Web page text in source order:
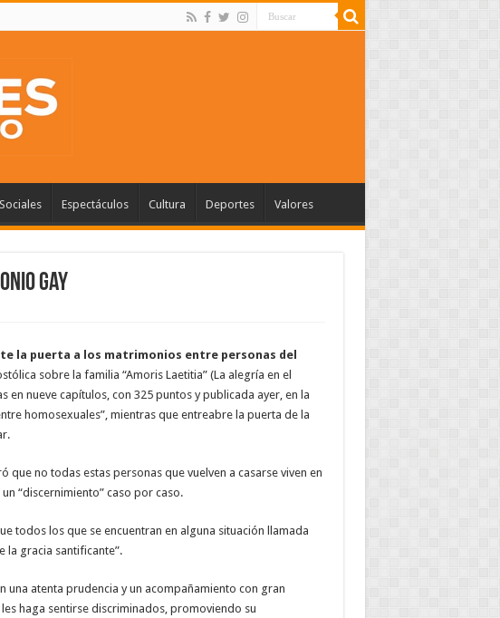
Sociales Espectáculos Cultura Deportes Valores
gay
la puerta a los matrimonios entre personas del
sobre la familia “Amoris Laetitia” (La alegría en el
en nueve capítulos, con 325 puntos y publicada ayer, en la
homosexuales”, mientras que entreabre la puerta de la
no todas estas personas que vuelven a casarse viven en
“discernimiento” caso por caso.
todos los que se encuentran en alguna situación llamada
la gracia santificante”.
una atenta prudencia y un acompañamiento con gran
haga sentirse discriminados, promoviendo su